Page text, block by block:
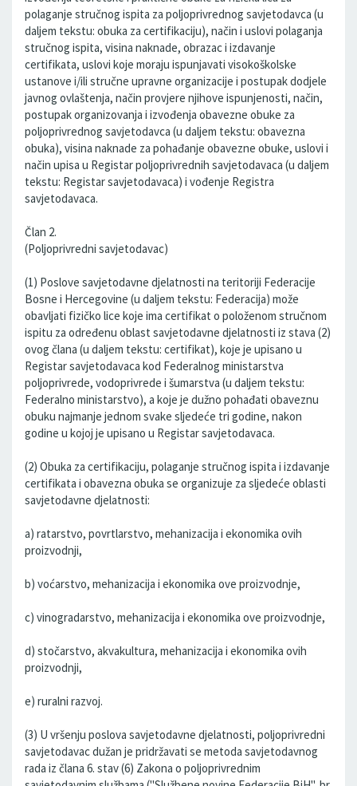
polaganje stručnog ispita za poljoprivrednog savjetodavca (u
daljem tekstu: obuka za certifikaciju), način i uslovi polaganja
stručnog ispita, visina naknade, obrazac i izdavanje
certifikata, uslovi koje moraju ispunjavati visokoškolske
ustanove i/ili stručne upravne organizacije i postupak dodjele
javnog ovlaštenja, način provjere njihove ispunjenosti, način,
postupak organizovanja i izvođenja obavezne obuke za
poljoprivrednog savjetodavca (u daljem tekstu: obavezna
obuka), visina naknade za pohađanje obavezne obuke, uslovi i
način upisa u Registar poljoprivrednih savjetodavaca (u daljem
tekstu: Registar savjetodavaca) i vođenje Registra
savjetodavaca.
Član 2.
(Poljoprivredni savjetodavac)
(1) Poslove savjetodavne djelatnosti na teritoriji Federacije
Bosne i Hercegovine (u daljem tekstu: Federacija) može
obavljati fizičko lice koje ima certifikat o položenom stručnom
ispitu za određenu oblast savjetodavne djelatnosti iz stava (2)
ovog člana (u daljem tekstu: certifikat), koje je upisano u
Registar savjetodavaca kod Federalnog ministarstva
poljoprivrede, vodoprivrede i šumarstva (u daljem tekstu:
Federalno ministarstvo), a koje je dužno pohađati obaveznu
obuku najmanje jednom svake sljedeće tri godine, nakon
godine u kojoj je upisano u Registar savjetodavaca.
(2) Obuka za certifikaciju, polaganje stručnog ispita i izdavanje
certifikata i obavezna obuka se organizuje za sljedeće oblasti
savjetodavne djelatnosti:
a) ratarstvo, povrtlarstvo, mehanizacija i ekonomika ovih
proizvodnji,
b) voćarstvo, mehanizacija i ekonomika ove proizvodnje,
c) vinogradarstvo, mehanizacija i ekonomika ove proizvodnje,
d) stočarstvo, akvakultura, mehanizacija i ekonomika ovih
proizvodnji,
e) ruralni razvoj.
(3) U vršenju poslova savjetodavne djelatnosti, poljoprivredni
savjetodavac dužan je pridržavati se metoda savjetodavnog
rada iz člana 6. stav (6) Zakona o poljoprivrednim